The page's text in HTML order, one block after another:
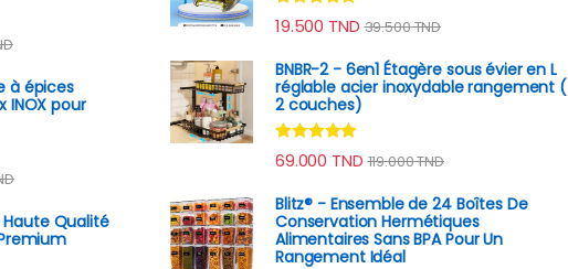
à épices
INOX pour
Qualité
Note4.89
sur 5
19.500 TND 39.500TND
BNBR-2 - 6en1 Étagère sous évier en L
réglable acier inoxydable rangement (
2 couches)
Note4.79
sur 5
69.000 TND 119.000TND
Blitz® - Ensemble de 24 Boîtes De
Conservation Hermétiques
Alimentaires Sans BPA Pour Un
Rangement Idéal